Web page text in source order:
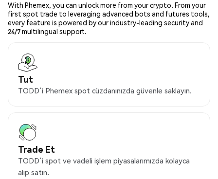
With Phemex, you can unlock more from your crypto. From your
first spot trade to leveraging advanced bots and futures tools,
every feature is powered by our industry-leading security and
24/7 multilingual support.
Tut
TODD’i Phemex spot cüzdanınızda güvenle saklayın.
Trade Et
TODD’i spot ve vadeli işlem piyasalarımızda kolayca
alıp satın.